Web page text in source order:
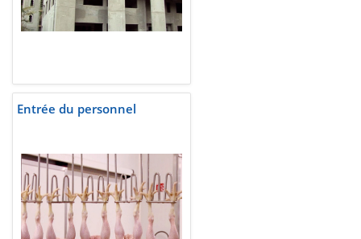
Entrée du personnel